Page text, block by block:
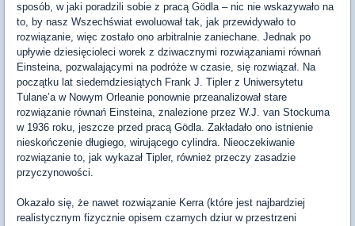
sposób, w jaki poradzili sobie z pracą Gödla – nic nie wskazywało na
to, by nasz Wszechświat ewoluował tak, jak przewidywało to
rozwiązanie, więc zostało ono arbitralnie zaniechane. Jednak po
upływie dziesięcioleci worek z dziwacznymi rozwiązaniami równań
Einsteina, pozwalającymi na podróże w czasie, się rozwiązał. Na
początku lat siedemdziesiątych Frank J. Tipler z Uniwersytetu
Tulane’a w Nowym Orleanie ponownie przeanalizował stare
rozwiązanie równań Einsteina, znalezione przez W.J. van Stockuma
w 1936 roku, jeszcze przed pracą Gödla. Zakładało ono istnienie
nieskończenie długiego, wirującego cylindra. Nieoczekiwanie
rozwiązanie to, jak wykazał Tipler, również przeczy zasadzie
przyczynowości.
Okazało się, że nawet rozwiązanie Kerra (które jest najbardziej
realistycznym fizycznie opisem czarnych dziur w przestrzeni